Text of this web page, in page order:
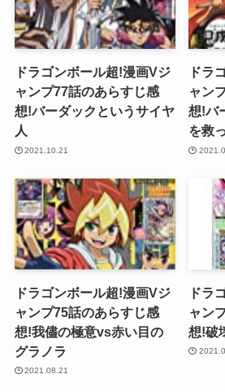
ドラゴンボール超!漫画Vジ
ャンプ77話のあらすじ感
想!バーダックというサイヤ
人
2021.10.21
ドラ
ャン
想!バ
を救
ドラゴンボール超!漫画Vジ
ャンプ75話のあらすじ感
想!我儘の極意vs赤い目の
グラノラ
2021.08.21
ドラ
ャン
想!破